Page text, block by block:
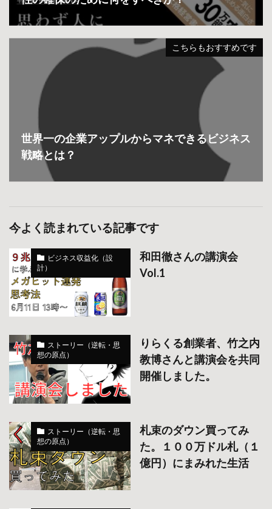
こちらもおすすめです
世界一の企業アップルからマネできるビジネス
戦略とは？
今よく読まれている記事です
ビジネス収益化（設
計）
和田徹さんの講演会
Vol.1
ストーリー（逆転・思
想の原点）
りらくる創業者、竹之内
教博さんと講演会を共同
開催しました。
ストーリー（逆転・思
想の原点）
札束のダウン買ってみ
た。１００万ドル札（１
億円）にまみれた生活